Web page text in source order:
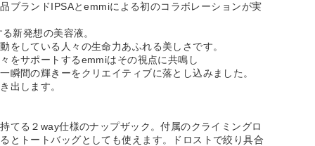
ブランドIPSAとemmiによる初のコラボレーションが実
新発想の美容液。
をしている人々の生命力あふれる美しさです。
をサポートするemmiはその視点に共鳴し
瞬間の輝きーをクリエイティブに落とし込みました。
出します。
てる２way仕様のナップザック。付属のクライミングロ
とトートバッグとしても使えます。ドロストで絞り具合